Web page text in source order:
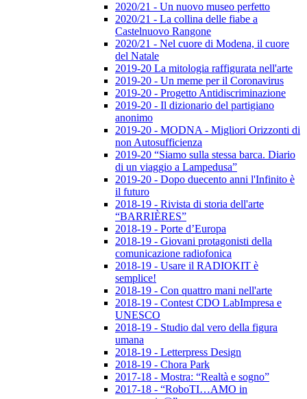
2020/21 - Un nuovo museo perfetto
2020/21 - La collina delle fiabe a
Castelnuovo Rangone
2020/21 - Nel cuore di Modena, il cuore
del Natale
2019-20 La mitologia raffigurata nell'arte
2019-20 - Un meme per il Coronavirus
2019-20 - Progetto Antidiscriminazione
2019-20 - Il dizionario del partigiano
anonimo
2019-20 - MODNA - Migliori Orizzonti di
non Autosufficienza
2019-20 “Siamo sulla stessa barca. Diario
di un viaggio a Lampedusa”
2019-20 - Dopo duecento anni l'Infinito è
il futuro
2018-19 - Rivista di storia dell'arte
“BARRIÈRES”
2018-19 - Porte d’Europa
2018-19 - Giovani protagonisti della
comunicazione radiofonica
2018-19 - Usare il RADIOKIT è
semplice!
2018-19 - Con quattro mani nell'arte
2018-19 - Contest CDO LabImpresa e
UNESCO
2018-19 - Studio dal vero della figura
umana
2018-19 - Letterpress Design
2018-19 - Chora Park
2017-18 - Mostra: “Realtà e sogno”
2017-18 - “RoboTI…AMO in